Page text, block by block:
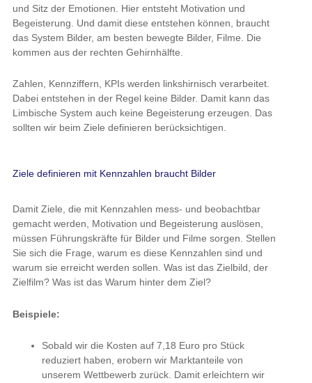
und Sitz der Emotionen. Hier entsteht Motivation und
Begeisterung. Und damit diese entstehen können, braucht
das System Bilder, am besten bewegte Bilder, Filme. Die
kommen aus der rechten Gehirnhälfte.
Zahlen, Kennziffern, KPIs werden linkshirnisch verarbeitet.
Dabei entstehen in der Regel keine Bilder. Damit kann das
Limbische System auch keine Begeisterung erzeugen. Das
sollten wir beim Ziele definieren berücksichtigen.
Ziele definieren mit Kennzahlen braucht Bilder
Damit Ziele, die mit Kennzahlen mess- und beobachtbar
gemacht werden, Motivation und Begeisterung auslösen,
müssen Führungskräfte für Bilder und Filme sorgen. Stellen
Sie sich die Frage, warum es diese Kennzahlen sind und
warum sie erreicht werden sollen. Was ist das Zielbild, der
Zielfilm? Was ist das Warum hinter dem Ziel?
Beispiele:
Sobald wir die Kosten auf 7,18 Euro pro Stück
reduziert haben, erobern wir Marktanteile von
unserem Wettbewerb zurück. Damit erleichtern wir